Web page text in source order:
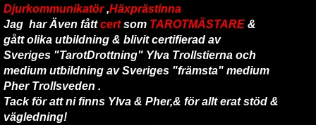
Djurkommunikatör,Häxprästinna
Jag har Även fåttcertsom TAROTMÄSTARE &
gått olika utbildning & blivit certifierad av
Sveriges "TarotDrottning" Ylva Trollstierna och
medium utbildning av Sveriges "främsta" medium
Pher Trollsveden .
Tack för att ni finns Ylva & Pher,& för allt erat stöd &
vägledning!